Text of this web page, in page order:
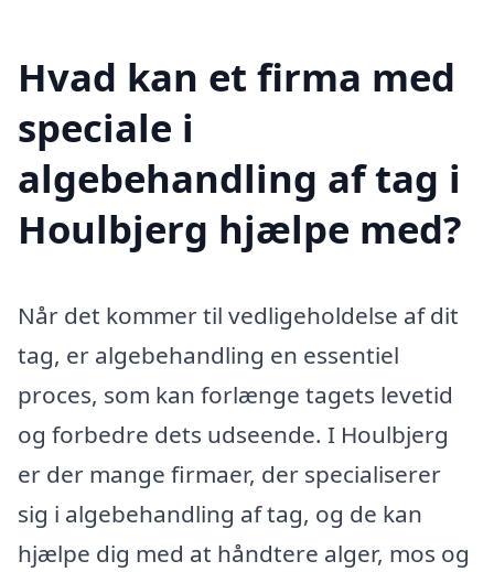
Hvad kan et firma med
speciale i
algebehandling af tag i
Houlbjerg hjælpe med?
Når det kommer til vedligeholdelse af dit
tag, er algebehandling en essentiel
proces, som kan forlænge tagets levetid
og forbedre dets udseende. I Houlbjerg
er der mange firmaer, der specialiserer
sig i algebehandling af tag, og de kan
hjælpe dig med at håndtere alger, mos og